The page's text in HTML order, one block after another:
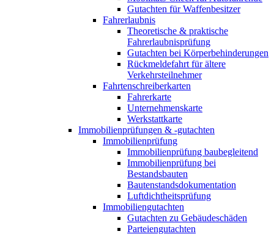
Gutachten für Waffenbesitzer
Fahrerlaubnis
Theoretische & praktische
Fahrerlaubnisprüfung
Gutachten bei Körperbehinderungen
Rückmeldefahrt für ältere
Verkehrsteilnehmer
Fahrtenschreiberkarten
Fahrerkarte
Unternehmenskarte
Werkstattkarte
Immobilienprüfungen & -gutachten
Immobilienprüfung
Immobilienprüfung baubegleitend
Immobilienprüfung bei
Bestandsbauten
Bautenstandsdokumentation
Luftdichtheitsprüfung
Immobiliengutachten
Gutachten zu Gebäudeschäden
Parteiengutachten